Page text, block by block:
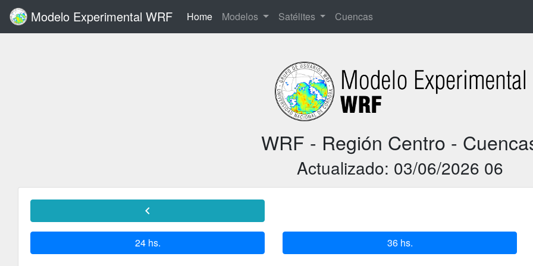
Modelo Experimental WRF Home(current)
Modelos Satélites Cuencas
WRF - Región Centro -
Actualizado: 03/06/2026 06
chevron_left
24 hs. 36 hs.